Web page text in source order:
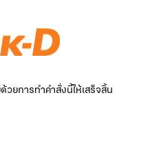
ยการทำคำสั่งนี้ให้เสร็จสิ้น